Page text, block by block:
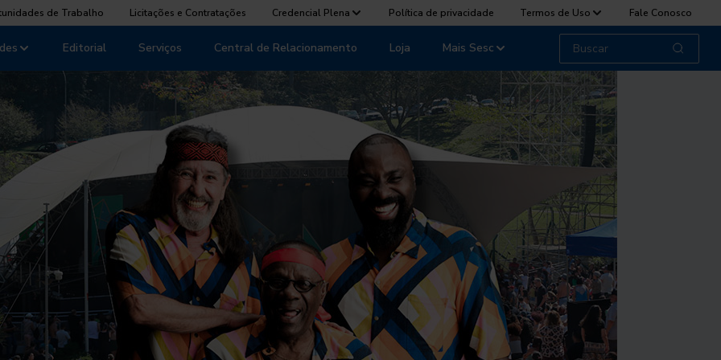
de Trabalho Licitações e Contratações Credencial Plena Política de privacidade Termos de Uso Fale Conosco
Editorial Serviços Central de Relacionamento Loja Mais Sesc